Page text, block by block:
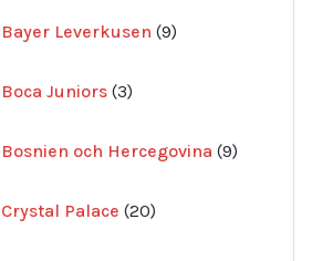
Bayer Leverkusen 9
produkter
Boca Juniors 3
produkter
Bosnien och Hercegovina 9
produkter
Crystal Palace 20
produkter